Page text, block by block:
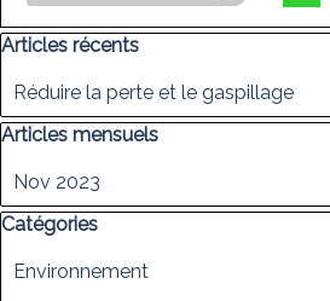
Sauter le bloc Articles récents
Articles récents
Réduire la perte et le gaspillage
Sauter le bloc Articles mensuels
Articles mensuels
Nov 2023
Sauter le bloc Catégories
Catégories
Environnement